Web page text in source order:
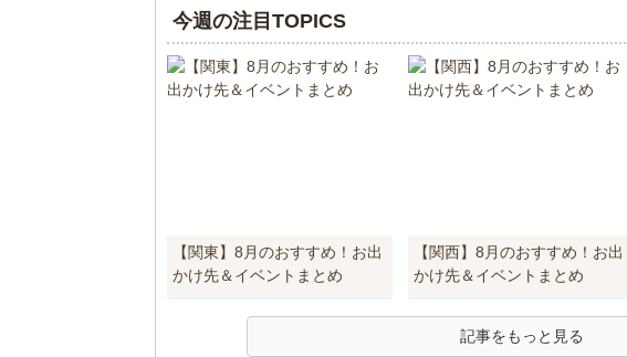
今週の注目TOPICS
【関東】8月のおすすめ！お出
かけ先＆イベントまとめ
【関西】8月のおすすめ！お出
かけ先＆イベントまとめ
記事をもっと見る